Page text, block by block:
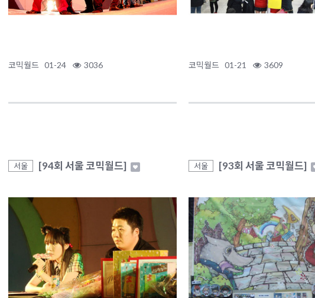
코믹월드 01-24 3036 코믹월드 01-21 3609
서울 [94회 서울 코믹월드] 서울 [93회 서울 코믹월드]